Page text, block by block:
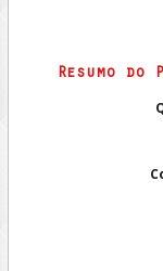
Resumo do